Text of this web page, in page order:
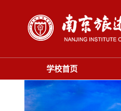
学校首页